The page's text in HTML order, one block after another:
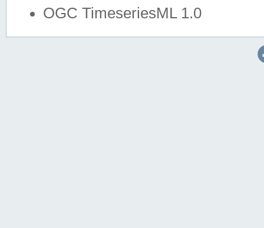
OGC TimeseriesML 1.0